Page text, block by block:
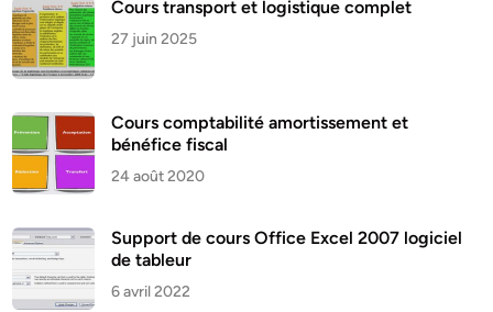
Cours transport et logistique complet
27 juin 2025
Cours comptabilité amortissement et
bénéfice fiscal
24 août 2020
Support de cours Office Excel 2007 logiciel
de tableur
6 avril 2022